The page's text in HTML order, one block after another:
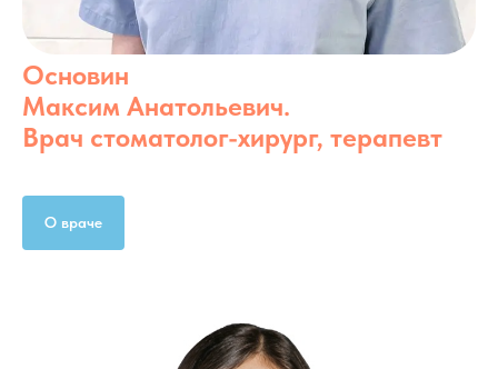
Основин
Максим Анатольевич.
Врач стоматолог-хирург, терапевт
О враче